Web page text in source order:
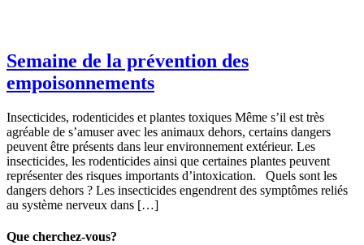
Semaine de la prévention des
empoisonnements
Insecticides, rodenticides et plantes toxiques Même s’il est très
agréable de s’amuser avec les animaux dehors, certains dangers
peuvent être présents dans leur environnement extérieur. Les
insecticides, les rodenticides ainsi que certaines plantes peuvent
représenter des risques importants d’intoxication. Quels sont les
dangers dehors ? Les insecticides engendrent des symptômes reliés
au système nerveux dans […]
Que cherchez-vous?